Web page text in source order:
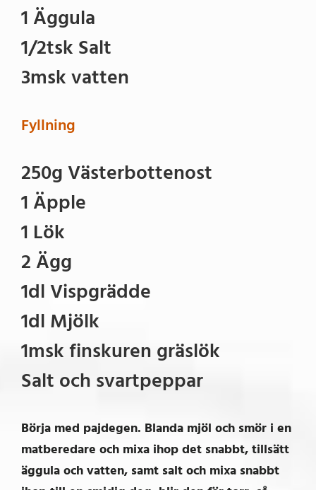
1 Äggula
1/2tsk Salt
3msk vatten
Fyllning
250g Västerbottenost
1 Äpple
1 Lök
2 Ägg
1dl Vispgrädde
1dl Mjölk
1msk finskuren gräslök
Salt och svartpeppar
Börja med pajdegen. Blanda mjöl och smör i en
matberedare och mixa ihop det snabbt, tillsätt
äggula och vatten, samt salt och mixa snabbt